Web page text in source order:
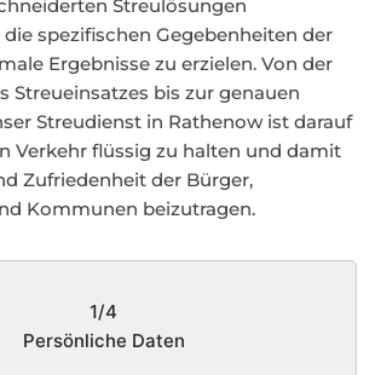
Streulösungen
spezifischen Gegebenheiten der
Ergebnisse zu erzielen. Von der
Streueinsatzes bis zur genauen
Streudienst in Rathenow ist darauf
Verkehr flüssig zu halten und damit
Zufriedenheit der Bürger,
Kommunen beizutragen.
1/4
Persönliche Daten